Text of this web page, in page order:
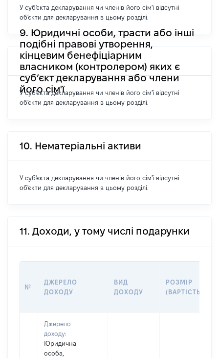
У суб'єкта декларування чи членів його сім'ї відсутні
об'єкти для декларування в цьому розділі.
9. Юридичні особи, трасти або інші
подібні правові утворення,
кінцевим бенефіціарним
власником (контролером) яких є
суб’єкт декларування або члени
його сім'ї
У суб'єкта декларування чи членів його сім'ї відсутні
об'єкти для декларування в цьому розділі.
10. Нематеріальні активи
У суб'єкта декларування чи членів його сім'ї відсутні
об'єкти для декларування в цьому розділі.
11. Доходи, у тому числі подарунки
№
ДЖЕРЕЛО
ДОХОДУ
ВИД
ДОХОДУ
РОЗМІР
(ВАРТІСТЬ)
Джерело
доходу:
Юридична
особа,